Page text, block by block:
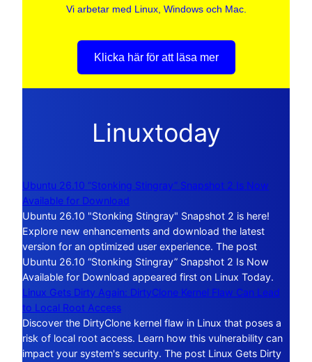
Vi arbetar med Linux, Windows och Mac.
Klicka här för att läsa mer
Linuxtoday
Ubuntu 26.10 “Stonking Stingray” Snapshot 2 Is Now
Available for Download
Ubuntu 26.10 "Stonking Stingray" Snapshot 2 is here!
Explore new enhancements and download the latest
version for an optimized user experience. The post
Ubuntu 26.10 “Stonking Stingray” Snapshot 2 Is Now
Available for Download appeared first on Linux Today.
Linux Gets Dirty Again: DirtyClone Kernel Flaw Can Lead
to Local Root Access
Discover the DirtyClone kernel flaw in Linux that poses a
risk of local root access. Learn how this vulnerability can
impact your system's security. The post Linux Gets Dirty